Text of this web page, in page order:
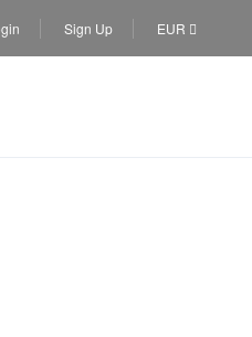
Sign Up EUR